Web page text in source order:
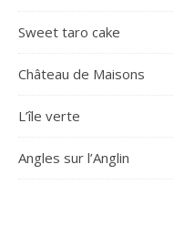
Sweet taro cake
Château de Maisons
L’île verte
Angles sur l’Anglin